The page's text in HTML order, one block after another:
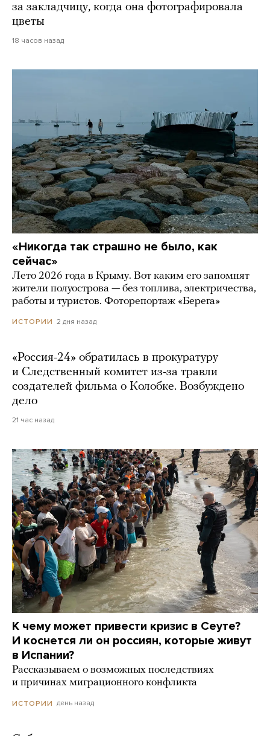
за закладчицу, когда она фотографировала
цветы
18 часов назад
«Никогда так страшно не было, как
сейчас»
Лето 2026 года в Крыму. Вот каким его запомнят
жители полуострова — без топлива, электричества,
работы и туристов. Фоторепортаж «Берега»
ИСТОРИИ 2 дня назад
«Россия-24» обратилась в прокуратуру
и Следственный комитет из-за травли
создателей фильма о Колобке. Возбуждено
дело
21 час назад
К чему может привести кризис в Сеуте?
И коснется ли он россиян, которые живут
в Испании?
Рассказываем о возможных последствиях
и причинах миграционного конфликта
ИСТОРИИ день назад